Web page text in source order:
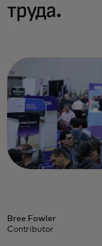
труда.
Bree Fowler
Contributor